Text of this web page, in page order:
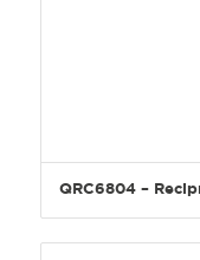
QRC6804 –